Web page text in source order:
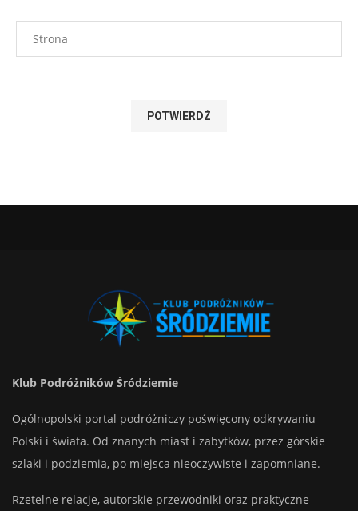
Klub Podróżników Śródziemie
Ogólnopolski portal podróżniczy poświęcony odkrywaniu
Polski i świata. Od znanych miast i zabytków, przez górskie
szlaki i podziemia, po miejsca nieoczywiste i zapomniane.
Rzetelne relacje, autorskie przewodniki oraz praktyczne